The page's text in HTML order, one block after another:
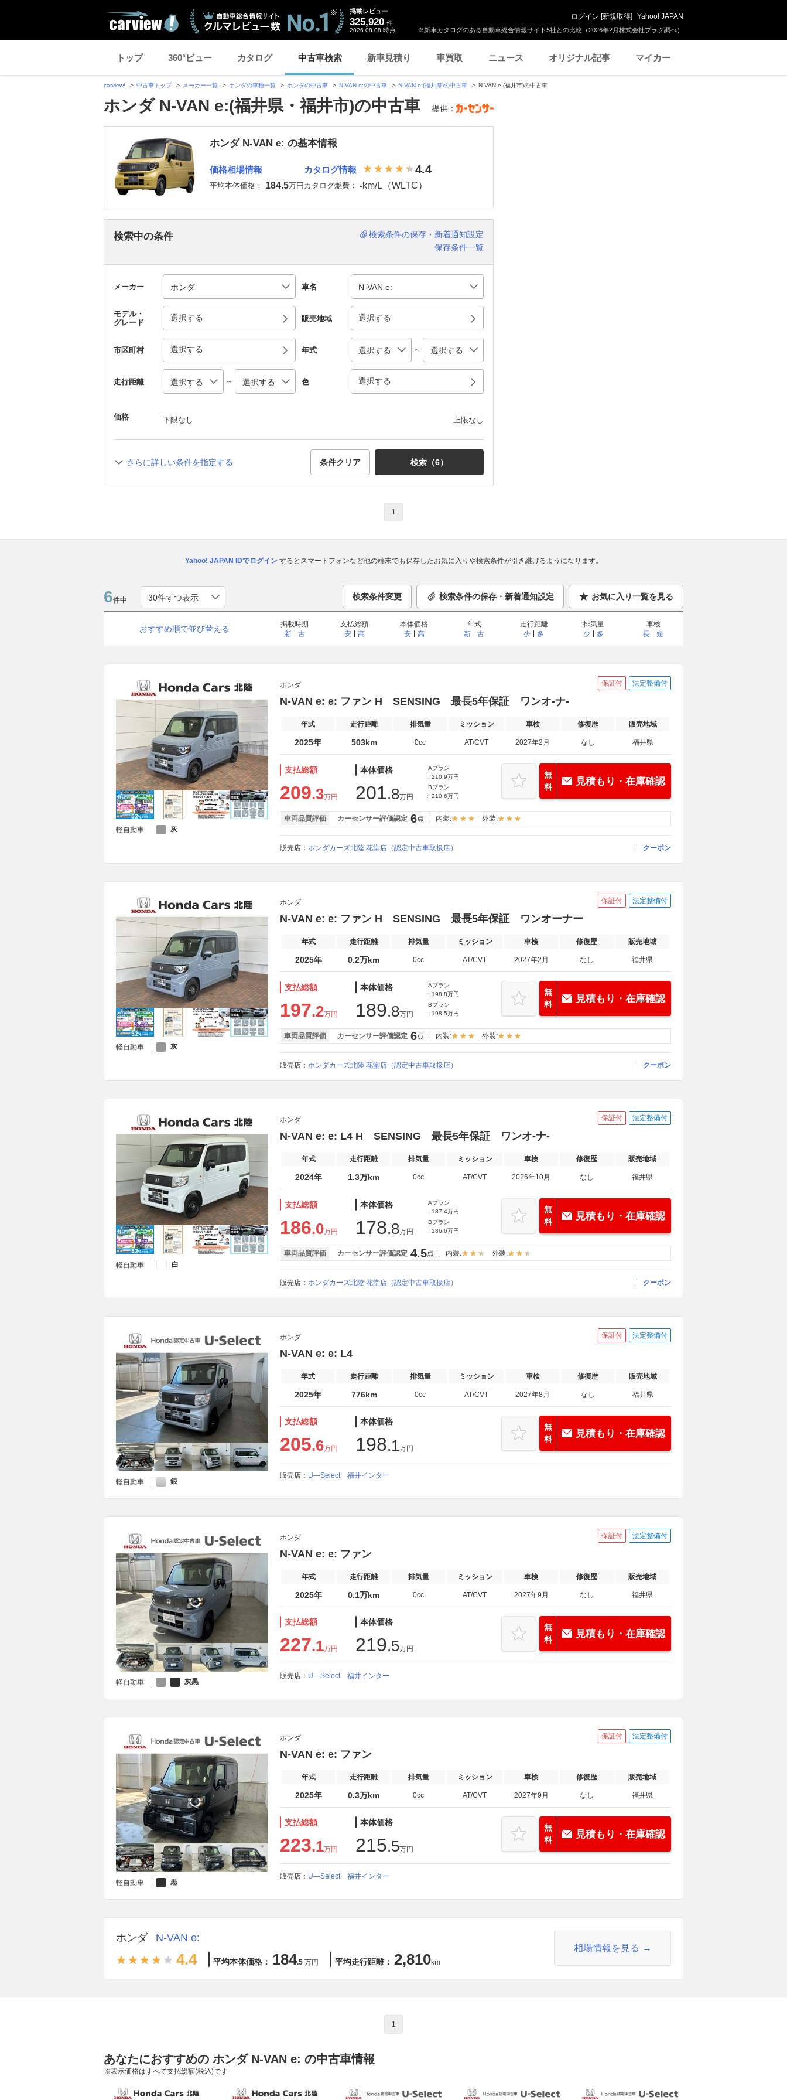
※新車カタログのある自動車総合情報サイト5社との比較（2026年2月株式会社プラグ調べ）
掲載レビュー
325,920 件
2026.08.08 時点
ログイン [新規取得] Yahoo! JAPAN
トップ 360°ビュー カタログ 中古車検索 新車見積り 車買取 ニュース オリジナル記事 マイカー
carview! 中古車トップ メーカー一覧 ホンダの車種一覧 ホンダの中古車 N-VAN e:の中古車 N-VAN e:(福井県)の中古車 N-VAN e:(福井市)の中古車
ホンダ N-VAN e:(福井県・福井市)の中古車 提供：
ホンダ N-VAN e: の基本情報
価格相場情報
平均本体価格： 184.5万円
カタログ情報 4.4
カタログ燃費： -km/L（WLTC）
検索中の条件
検索条件の保存・新着通知設定
保存条件一覧
メーカー 車名
モデル・
グレード
選択する 販売地域 選択する
市区町村 選択する 年式 ～
走行距離 ～ 色 選択する
価格 下限なし 上限なし
さらに詳しい条件を指定する 条件クリア 検索（6）
1
Yahoo! JAPAN IDでログインするとスマートフォンなど他の端末でも保存したお気に入りや検索条件が引き継げるようになります。
6件中 検索条件変更 検索条件の保存・新着通知設定 お気に入り一覧を見る
おすすめ順で並び替える
掲載時期
新
古
支払総額
安
高
本体価格
安
高
年式
新
古
走行距離
少
多
排気量
少
多
車検
長
短
軽自動車 灰
ホンダ 保証付 法定整備付
N-VAN e: e: ファン H SENSING 最長5年保証 ワンオ-ナ-
年式 走行距離 排気量 ミッション 車検 修復歴 販売地域
2025年 503km 0cc AT/CVT 2027年2月 なし 福井県
支払総額
209.3万円
本体価格
201.8万円
Aプラン
: 210.9万円
Bプラン
: 210.6万円
無
料
見積もり・在庫確認
車両品質評価 カーセンサー評価認定 6点 内装: 外装:
販売店： ホンダカーズ北陸 花堂店（認定中古車取扱店） クーポン
軽自動車 灰
ホンダ 保証付 法定整備付
N-VAN e: e: ファン H SENSING 最長5年保証 ワンオーナー
年式 走行距離 排気量 ミッション 車検 修復歴 販売地域
2025年 0.2万km 0cc AT/CVT 2027年2月 なし 福井県
支払総額
197.2万円
本体価格
189.8万円
Aプラン
: 198.8万円
Bプラン
: 198.5万円
無
料
見積もり・在庫確認
車両品質評価 カーセンサー評価認定 6点 内装: 外装:
販売店： ホンダカーズ北陸 花堂店（認定中古車取扱店） クーポン
軽自動車 白
ホンダ 保証付 法定整備付
N-VAN e: e: L4 H SENSING 最長5年保証 ワンオ-ナ-
年式 走行距離 排気量 ミッション 車検 修復歴 販売地域
2024年 1.3万km 0cc AT/CVT 2026年10月 なし 福井県
支払総額
186.0万円
本体価格
178.8万円
Aプラン
: 187.4万円
Bプラン
: 186.6万円
無
料
見積もり・在庫確認
車両品質評価 カーセンサー評価認定 4.5点 内装: 外装:
販売店： ホンダカーズ北陸 花堂店（認定中古車取扱店） クーポン
軽自動車 銀
ホンダ 保証付 法定整備付
N-VAN e: e: L4
年式 走行距離 排気量 ミッション 車検 修復歴 販売地域
2025年 776km 0cc AT/CVT 2027年8月 なし 福井県
支払総額
205.6万円
本体価格
198.1万円
無
料
見積もり・在庫確認
販売店： U―Select 福井インター
軽自動車 灰黒
ホンダ 保証付 法定整備付
N-VAN e: e: ファン
年式 走行距離 排気量 ミッション 車検 修復歴 販売地域
2025年 0.1万km 0cc AT/CVT 2027年9月 なし 福井県
支払総額
227.1万円
本体価格
219.5万円
無
料
見積もり・在庫確認
販売店： U―Select 福井インター
軽自動車 黒
ホンダ 保証付 法定整備付
N-VAN e: e: ファン
年式 走行距離 排気量 ミッション 車検 修復歴 販売地域
2025年 0.3万km 0cc AT/CVT 2027年9月 なし 福井県
支払総額
223.1万円
本体価格
215.5万円
無
料
見積もり・在庫確認
販売店： U―Select 福井インター
ホンダ N-VAN e:
4.4 平均本体価格： 184.5 万円 平均走行距離： 2,810km
相場情報を見る
1
あなたにおすすめの ホンダ N-VAN e: の中古車情報
※表示価格はすべて支払総額(税込)です